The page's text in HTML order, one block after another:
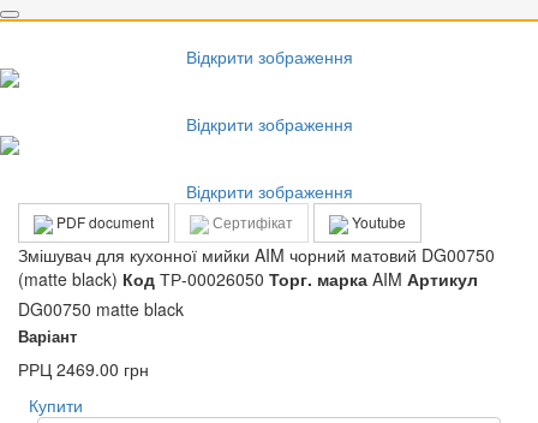
Відкрити зображення
Відкрити зображення
Відкрити зображення
PDF document Сертифікат Youtube
Змішувач для кухонної мийки AIM чорний матовий DG00750
(matte black) Код ТР-00026050 Торг. марка AIM Артикул
DG00750 matte black
Варіант
РРЦ 2469.00 грн
Купити